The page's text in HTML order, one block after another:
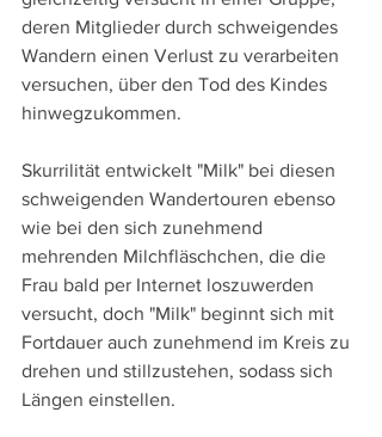
deren Mitglieder durch schweigendes
Wandern einen Verlust zu verarbeiten
versuchen, über den Tod des Kindes
hinwegzukommen.
Skurrilität entwickelt "Milk" bei diesen
schweigenden Wandertouren ebenso
wie bei den sich zunehmend
mehrenden Milchfläschchen, die die
Frau bald per Internet loszuwerden
versucht, doch "Milk" beginnt sich mit
Fortdauer auch zunehmend im Kreis zu
drehen und stillzustehen, sodass sich
Längen einstellen.